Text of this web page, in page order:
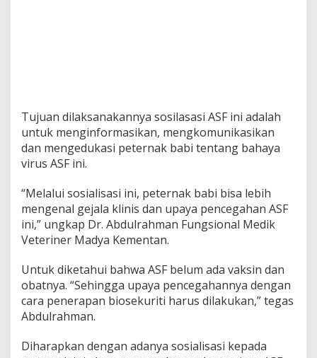
Tujuan dilaksanakannya sosilasasi ASF ini adalah
untuk menginformasikan, mengkomunikasikan
dan mengedukasi peternak babi tentang bahaya
virus ASF ini.
“Melalui sosialisasi ini, peternak babi bisa lebih
mengenal gejala klinis dan upaya pencegahan ASF
ini,” ungkap Dr. Abdulrahman Fungsional Medik
Veteriner Madya Kementan.
Untuk diketahui bahwa ASF belum ada vaksin dan
obatnya. “Sehingga upaya pencegahannya dengan
cara penerapan biosekuriti harus dilakukan,” tegas
Abdulrahman.
Diharapkan dengan adanya sosialisasi kepada